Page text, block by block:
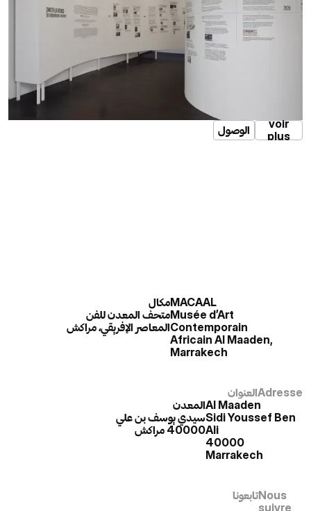
الوصول
voir
plus
مكال
متحف المعدن للفن
المعاصر الإفريقي، مراكش
MACAAL
Musée d’Art
Contemporain
Africain Al Maaden,
Marrakech
العنوانAdresse
المعدن
سيدي يوسف بن علي
40000 مراكش
Al Maaden
Sidi Youssef Ben
Ali
40000
Marrakech
تابعوناNous
suivre